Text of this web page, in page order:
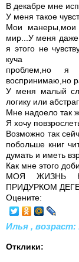
В декабре мне
У меня такое
Мои манеры,мои
мир...У меня
я этого не
куча
проблем,но я
воспринимаю,но
У меня малый
логику или
Мне надоело так
Я хочу
Возможно так
побольше книг
думать и иметь
Как мне этого
МОЯ ЖИЗНЬ
ПРИДУРКОМ
Оцените:
Илья , возраст:
Отклики: